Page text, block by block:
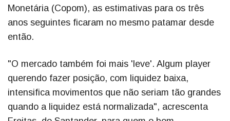
Monetária (Copom), as estimativas para os três
anos seguintes ficaram no mesmo patamar desde
então.
"O mercado também foi mais 'leve'. Algum player
querendo fazer posição, com liquidez baixa,
intensifica movimentos que não seriam tão grandes
quando a liquidez está normalizada", acrescenta